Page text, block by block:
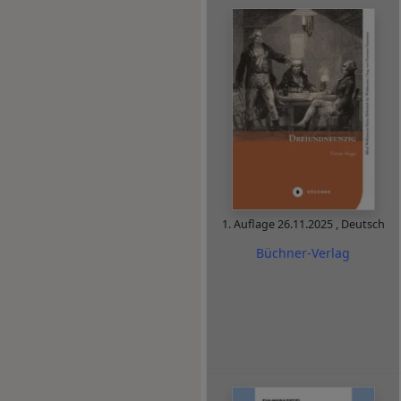
1. Auflage26.11.2025 , Deutsch
Büchner-Verlag